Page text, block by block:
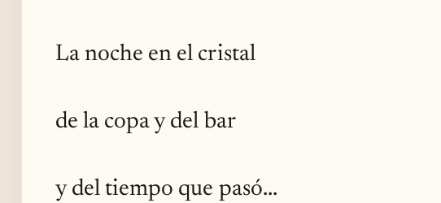
La noche en el cristal
de la copa y del bar
y del tiempo que pasó...